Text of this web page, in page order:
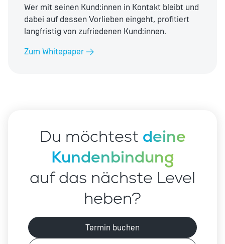
Wer mit seinen Kund:innen in Kontakt bleibt und
dabei auf dessen Vorlieben eingeht, profitiert
langfristig von zufriedenen Kund:innen.
Zum Whitepaper
Du möchtest deine
Kundenbindung
auf das nächste Level
heben?
Termin buchen